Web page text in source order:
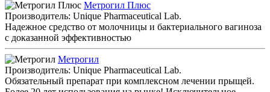
Метрогил Плюс
Производитель: Unique Pharmaceutical Lab.
Надежное средство от молочницы и бактериального вагиноза
с доказанной эффективностью
Метрогил
Производитель: Unique Pharmaceutical Lab.
Обязательный препарат при комплексном лечении прыщей.